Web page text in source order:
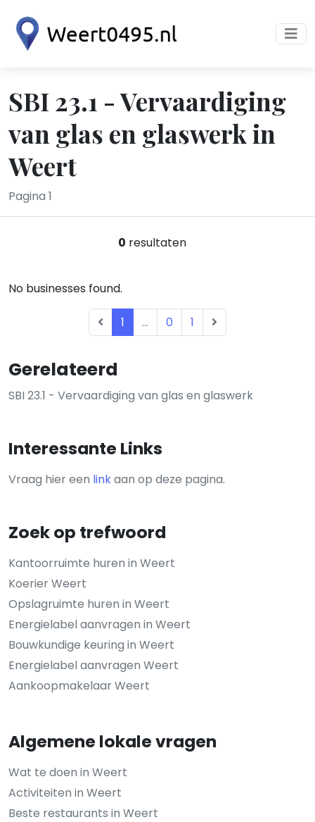
SBI 23.1 - Vervaardiging
van glas en glaswerk in
Weert
Pagina 1
Gerelateerd
SBI 23.1 - Vervaardiging van glas en glaswerk
Interessante Links
Vraag hier een linkaan op deze pagina.
Zoek op trefwoord
Kantoorruimte huren in Weert
Koerier Weert
Opslagruimte huren in Weert
Energielabel aanvragen in Weert
Bouwkundige keuring in Weert
Energielabel aanvragen Weert
Aankoopmakelaar Weert
Algemene lokale vragen
Wat te doen in Weert
Activiteiten in Weert
Beste restaurants in Weert
0 resultaten
No businesses found.
1 ... 0 1